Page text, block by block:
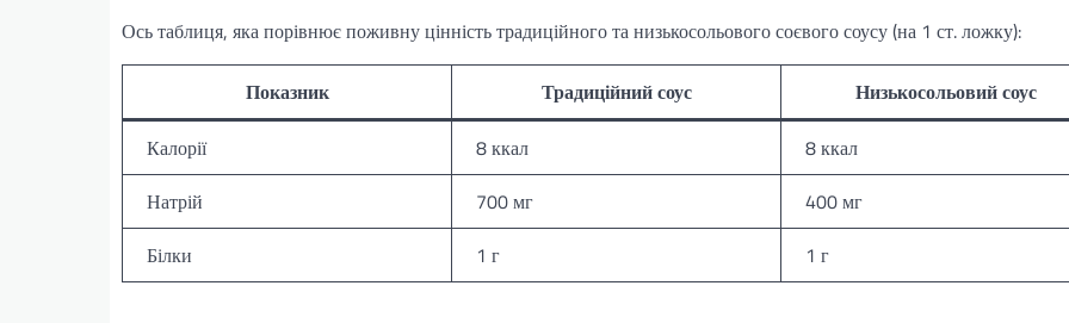
Ось таблиця, яка порівнює поживну цінність традиційного та низькосольового соєвого соусу (на 1 ст. ложку):
Показник Традиційний соус
Низькосольовий соус
Калорії
8 ккал
8 ккал
Натрій
700 мг
400 мг
Білки
1 г 1 г